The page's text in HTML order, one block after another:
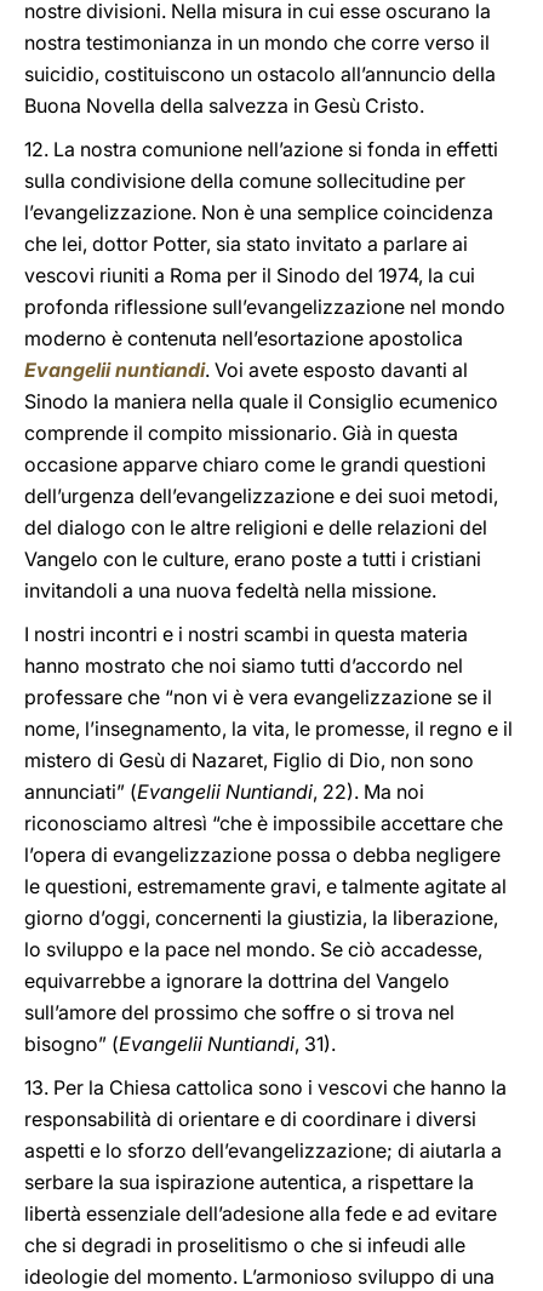
nostre divisioni. Nella misura in cui esse oscurano la
nostra testimonianza in un mondo che corre verso il
suicidio, costituiscono un ostacolo all’annuncio della
Buona Novella della salvezza in Gesù Cristo.
12. La nostra comunione nell’azione si fonda in effetti
sulla condivisione della comune sollecitudine per
l’evangelizzazione. Non è una semplice coincidenza
che lei, dottor Potter, sia stato invitato a parlare ai
vescovi riuniti a Roma per il Sinodo del 1974, la cui
profonda riflessione sull’evangelizzazione nel mondo
moderno è contenuta nell’esortazione apostolica
Evangelii nuntiandi. Voi avete esposto davanti al
Sinodo la maniera nella quale il Consiglio ecumenico
comprende il compito missionario. Già in questa
occasione apparve chiaro come le grandi questioni
dell’urgenza dell’evangelizzazione e dei suoi metodi,
del dialogo con le altre religioni e delle relazioni del
Vangelo con le culture, erano poste a tutti i cristiani
invitandoli a una nuova fedeltà nella missione.
I nostri incontri e i nostri scambi in questa materia
hanno mostrato che noi siamo tutti d’accordo nel
professare che “non vi è vera evangelizzazione se il
nome, l’insegnamento, la vita, le promesse, il regno e il
mistero di Gesù di Nazaret, Figlio di Dio, non sono
annunciati” (Evangelii Nuntiandi, 22). Ma noi
riconosciamo altresì “che è impossibile accettare che
l’opera di evangelizzazione possa o debba negligere
le questioni, estremamente gravi, e talmente agitate al
giorno d’oggi, concernenti la giustizia, la liberazione,
lo sviluppo e la pace nel mondo. Se ciò accadesse,
equivarrebbe a ignorare la dottrina del Vangelo
sull’amore del prossimo che soffre o si trova nel
bisogno” (Evangelii Nuntiandi, 31).
13. Per la Chiesa cattolica sono i vescovi che hanno la
responsabilità di orientare e di coordinare i diversi
aspetti e lo sforzo dell’evangelizzazione; di aiutarla a
serbare la sua ispirazione autentica, a rispettare la
libertà essenziale dell’adesione alla fede e ad evitare
che si degradi in proselitismo o che si infeudi alle
ideologie del momento. L’armonioso sviluppo di una